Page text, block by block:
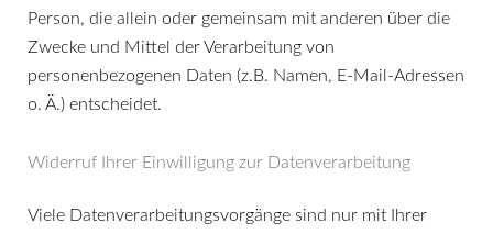
Person, die allein oder gemeinsam mit anderen über die
Zwecke und Mittel der Verarbeitung von
personenbezogenen Daten (z.B. Namen, E-Mail-Adressen
o. Ä.) entscheidet.
Widerruf Ihrer Einwilligung zur Datenverarbeitung
Viele Datenverarbeitungsvorgänge sind nur mit Ihrer